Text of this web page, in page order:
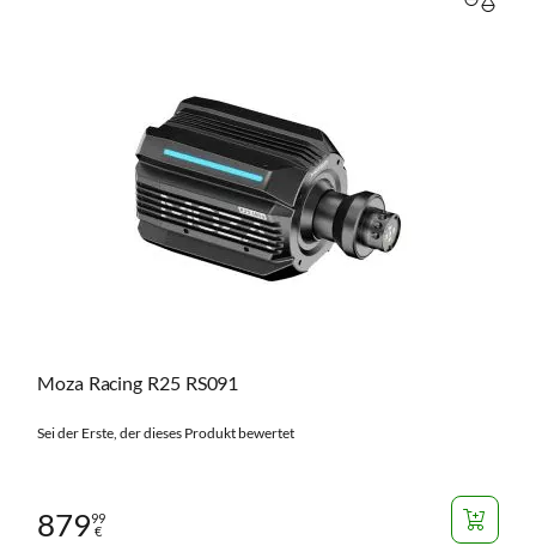
Moza Racing R25 RS091
Sei der Erste, der dieses Produkt bewertet
87999
€